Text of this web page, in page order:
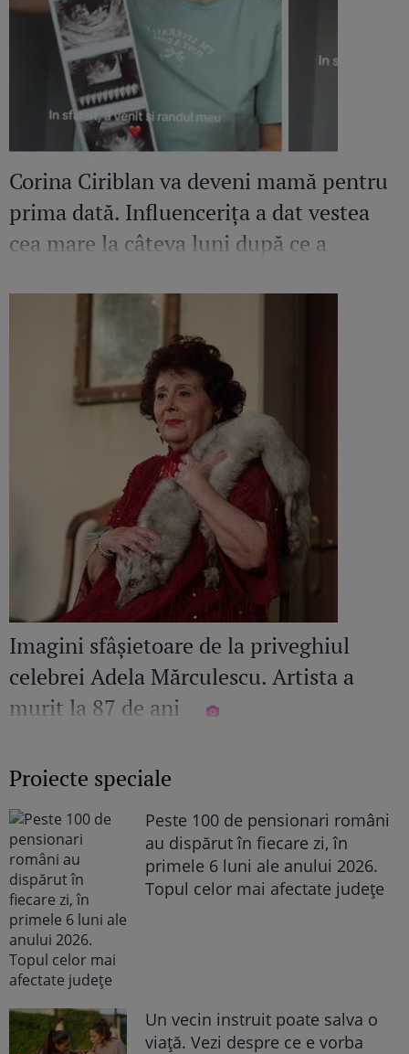
Corina Ciriblan va deveni mamă pentru
prima dată. Influencerița a dat vestea
cea mare la câteva luni după ce a
Imagini sfâșietoare de la priveghiul
celebrei Adela Mărculescu. Artista a
murit la 87 de ani
Proiecte speciale
Peste 100 de pensionari români
au dispărut în fiecare zi, în
primele 6 luni ale anului 2026.
Topul celor mai afectate județe
Un vecin instruit poate salva o
viață. Vezi despre ce e vorba